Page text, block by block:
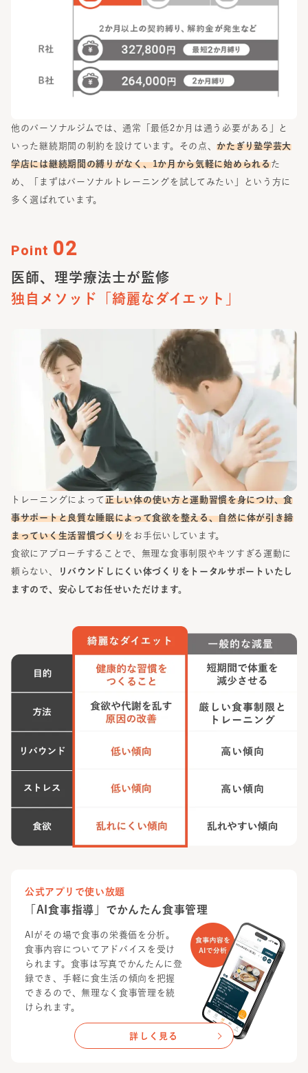
他のパーソナルジムでは、通常「最低2か月は通う必要がある」と
いった継続期間の制約を設けています。その点、かたぎり塾学芸大
学店には継続期間の縛りがなく、1か月から気軽に始められるた
め、「まずはパーソナルトレーニングを試してみたい」という方に
多く選ばれています。
Point 02
医師、理学療法士が監修
独自メソッド
「綺麗なダイエット」
トレーニングによって正しい体の使い方と運動習慣を身につけ、食
事サポートと良質な睡眠によって食欲を整える、自然に体が引き締
まっていく生活習慣づくりをお手伝いしています。
食欲にアプローチすることで、無理な食事制限やキツすぎる運動に
頼らない、
リバウンドしにくい体づくりをトータルサポートいたし
ますので、安心してお任せいただけます。
公式アプリで使い放題
「AI食事指導」でかんたん食事管理
AIがその場で食事の栄養価を分析。
食事内容についてアドバイスを受け
られます。食事は写真でかんたんに登
録でき、手軽に食生活の傾向を把握
できるので、無理なく食事管理を続
けられます。
詳しく見る